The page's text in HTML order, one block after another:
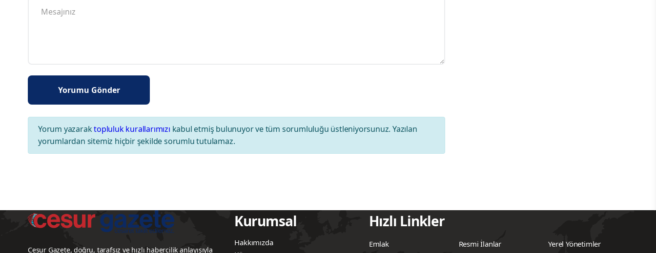
Yorum yazaraktopluluk kurallarımızı kabul etmiş bulunuyor ve tüm sorumluluğu üstleniyorsunuz. Yazılan
yorumlardan sitemiz hiçbir şekilde sorumlu tutulamaz.
Cesur Gazete, doğru, tarafsız ve hızlı habercilik anlayışıyla
Kurumsal
Hakkımızda
Hızlı Linkler
Emlak Resmi İlanlar Yerel Yönetimler